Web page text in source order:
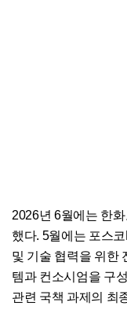
2026년 6월에는 한
했다. 5월에는 포스
및 기술 협력을 위한
템과 컨소시엄을 구
관련 국책 과제의 최